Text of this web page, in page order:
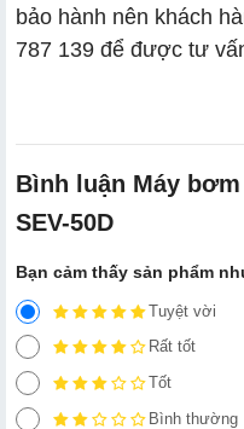
bảo hành nên khách
787 139 để được tư
Bình luận Máy
SEV-50D
Bạn cảm thấy sản phẩm
Tuyệt vời
Rất tốt
Tốt
Bình thường